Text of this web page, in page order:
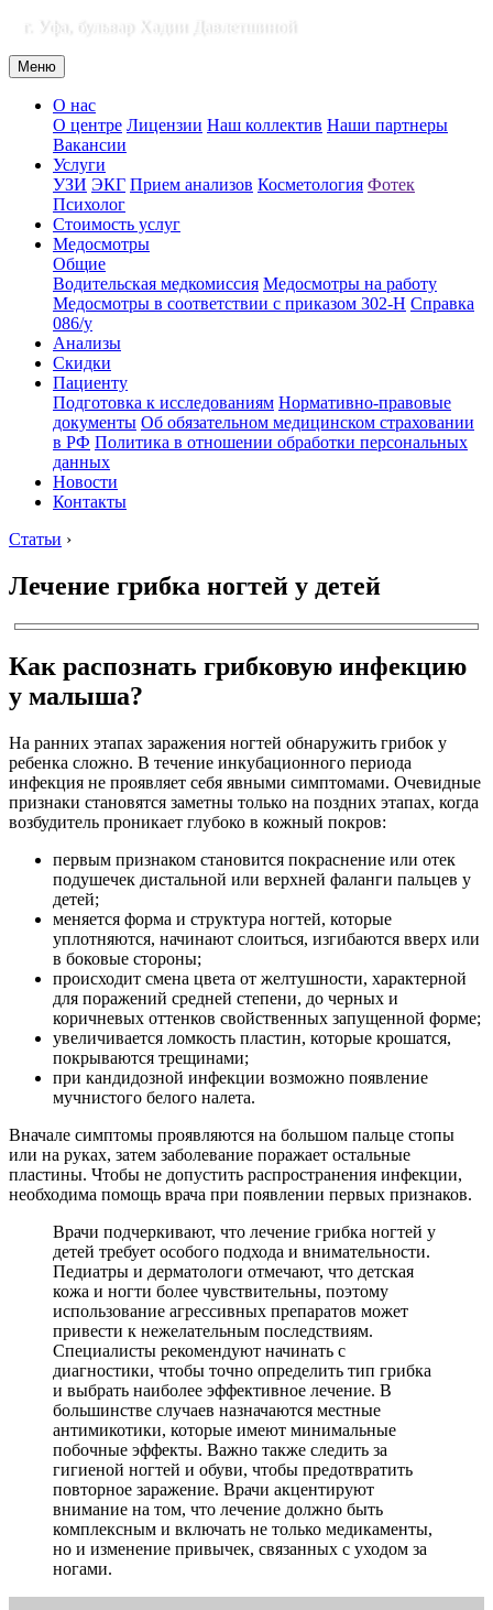
г. Уфа, бульвар Хадии Давлетшиной
Меню
О нас
О центре Лицензии Наш коллектив Наши партнеры
Вакансии
Услуги
УЗИ ЭКГ Прием анализов Косметология Фотек
Психолог
Стоимость услуг
Медосмотры
Общие
Водительская медкомиссия Медосмотры на работу
Медосмотры в соответствии с приказом 302-Н Справка
086/у
Анализы
Скидки
Пациенту
Подготовка к исследованиям Нормативно-правовые
документы Об обязательном медицинском страховании
в РФ Политика в отношении обработки персональных
данных
Новости
Контакты
Статьи ›
Лечение грибка ногтей у детей
Как распознать грибковую инфекцию
у малыша?
На ранних этапах заражения ногтей обнаружить грибок у
ребенка сложно. В течение инкубационного периода
инфекция не проявляет себя явными симптомами. Очевидные
признаки становятся заметны только на поздних этапах, когда
возбудитель проникает глубоко в кожный покров:
первым признаком становится покраснение или отек
подушечек дистальной или верхней фаланги пальцев у
детей;
меняется форма и структура ногтей, которые
уплотняются, начинают слоиться, изгибаются вверх или
в боковые стороны;
происходит смена цвета от желтушности, характерной
для поражений средней степени, до черных и
коричневых оттенков свойственных запущенной форме;
увеличивается ломкость пластин, которые крошатся,
покрываются трещинами;
при кандидозной инфекции возможно появление
мучнистого белого налета.
Вначале симптомы проявляются на большом пальце стопы
или на руках, затем заболевание поражает остальные
пластины. Чтобы не допустить распространения инфекции,
необходима помощь врача при появлении первых признаков.
Врачи подчеркивают, что лечение грибка ногтей у
детей требует особого подхода и внимательности.
Педиатры и дерматологи отмечают, что детская
кожа и ногти более чувствительны, поэтому
использование агрессивных препаратов может
привести к нежелательным последствиям.
Специалисты рекомендуют начинать с
диагностики, чтобы точно определить тип грибка
и выбрать наиболее эффективное лечение. В
большинстве случаев назначаются местные
антимикотики, которые имеют минимальные
побочные эффекты. Важно также следить за
гигиеной ногтей и обуви, чтобы предотвратить
повторное заражение. Врачи акцентируют
внимание на том, что лечение должно быть
комплексным и включать не только медикаменты,
но и изменение привычек, связанных с уходом за
ногами.